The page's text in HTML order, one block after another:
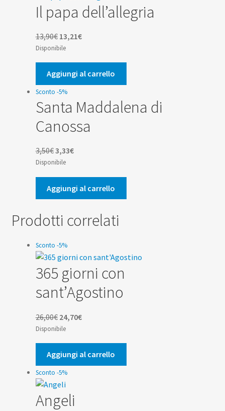
Il papa dell’allegria
13,90€ Il
prezzo
originale
era:
13,90€.
13,21€Il
attuale
è:
13,21€.
Disponibile
Aggiungi al carrello
Sconto -5%
Santa Maddalena di
Canossa
3,50€Il
prezzo
originale
era:
3,50€.
3,33€Il
attuale
è:
3,33€.
Disponibile
Aggiungi al carrello
Prodotti correlati
Sconto -5%
365 giorni con
sant’Agostino
26,00€ Il
prezzo
originale
era:
26,00€.
24,70€Il
attuale
è:
24,70€.
Disponibile
Aggiungi al carrello
Sconto -5%
Angeli